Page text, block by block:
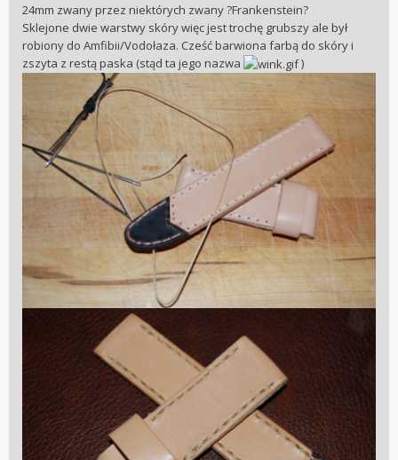
24mm zwany przez niektórych zwany ?Frankenstein?
Sklejone dwie warstwy skóry więc jest trochę grubszy ale był
robiony do Amfibii/Vodołaza. Cześć barwiona farbą do skóry i
zszyta z restą paska (stąd ta jego nazwa
)